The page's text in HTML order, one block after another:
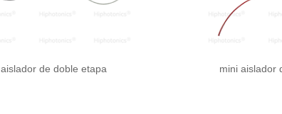
aislador de doble etapa mini aislador